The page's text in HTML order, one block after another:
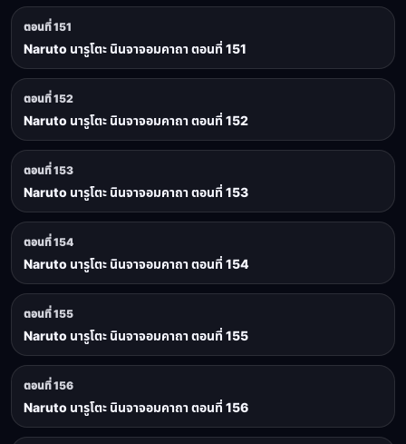
ตอนที่ 151
Naruto นารูโตะ นินจาจอมคาถา ตอนที่ 151
ตอนที่ 152
Naruto นารูโตะ นินจาจอมคาถา ตอนที่ 152
ตอนที่ 153
Naruto นารูโตะ นินจาจอมคาถา ตอนที่ 153
ตอนที่ 154
Naruto นารูโตะ นินจาจอมคาถา ตอนที่ 154
ตอนที่ 155
Naruto นารูโตะ นินจาจอมคาถา ตอนที่ 155
ตอนที่ 156
Naruto นารูโตะ นินจาจอมคาถา ตอนที่ 156